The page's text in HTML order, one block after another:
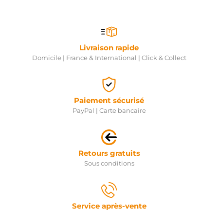
Livraison rapide
Domicile | France & International | Click & Collect
Paiement sécurisé
PayPal | Carte bancaire
Retours gratuits
Sous conditions
Service après-vente